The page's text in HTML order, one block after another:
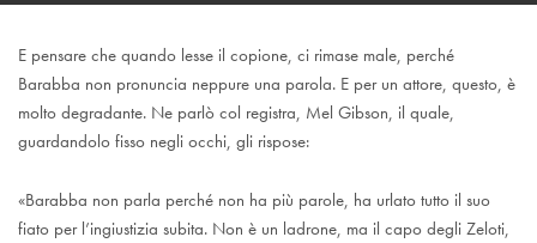
E pensare che quando lesse il copione, ci rimase male, perché
Barabba non pronuncia neppure una parola. E per un attore, questo, è
molto degradante. Ne parlò col registra, Mel Gibson, il quale,
guardandolo fisso negli occhi, gli rispose:
«Barabba non parla perché non ha più parole, ha urlato tutto il suo
fiato per l’ingiustizia subita. Non è un ladrone, ma il capo degli Zeloti,